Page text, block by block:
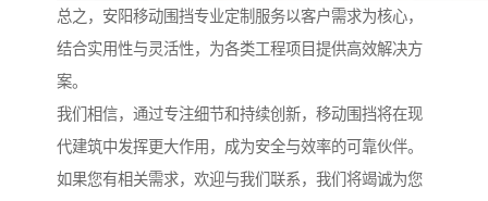
总之，安阳移动围挡专业定制服务以客户需求为核心，
结合实用性与灵活性，为各类工程项目提供高效解决方
案。
我们相信，通过专注细节和持续创新，移动围挡将在现
代建筑中发挥更大作用，成为安全与效率的可靠伙伴。
如果您有相关需求，欢迎与我们联系，我们将竭诚为您